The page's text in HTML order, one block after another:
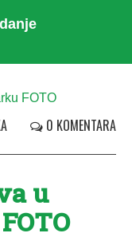
0 KOMENTARA
u